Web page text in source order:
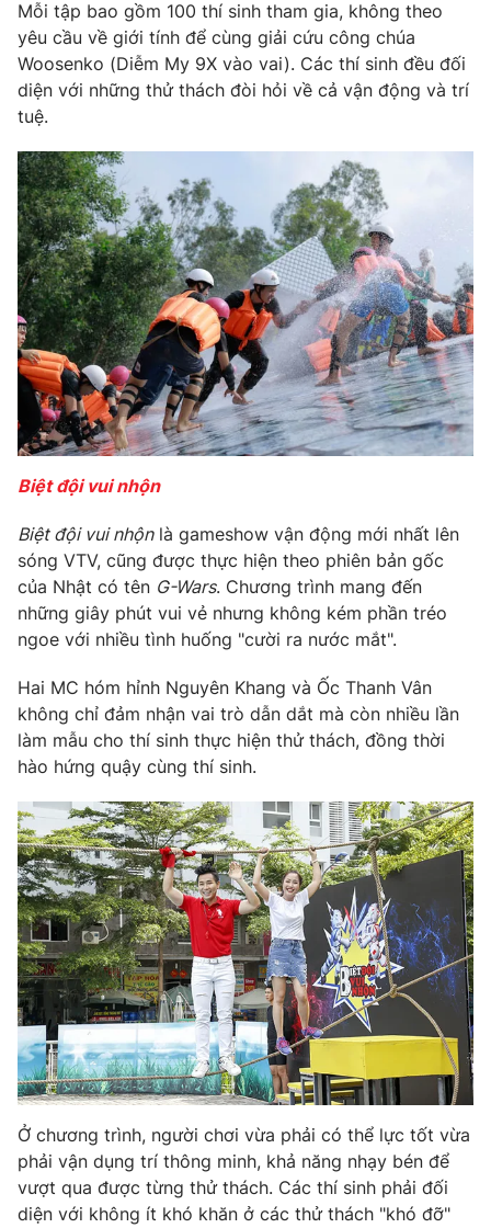
Mỗi tập bao gồm 100 thí sinh tham gia, không theo
yêu cầu về giới tính để cùng giải cứu công chúa
Woosenko (Diễm My 9X vào vai). Các thí sinh đều đối
diện với những thử thách đòi hỏi về cả vận động và trí
tuệ.
Biệt đội vui nhộn
Biệt đội vui nhộnlà gameshow vận động mới nhất lên
sóng VTV, cũng được thực hiện theo phiên bản gốc
của Nhật có tên G-Wars. Chương trình mang đến
những giây phút vui vẻ nhưng không kém phần tréo
ngoe với nhiều tình huống "cười ra nước mắt".
Hai MC hóm hỉnh Nguyên Khang và Ốc Thanh Vân
không chỉ đảm nhận vai trò dẫn dắt mà còn nhiều lần
làm mẫu cho thí sinh thực hiện thử thách, đồng thời
hào hứng quậy cùng thí sinh.
Ở chương trình, người chơi vừa phải có thể lực tốt vừa
phải vận dụng trí thông minh, khả năng nhạy bén để
vượt qua được từng thử thách. Các thí sinh phải đối
diện với không ít khó khăn ở các thử thách "khó đỡ"